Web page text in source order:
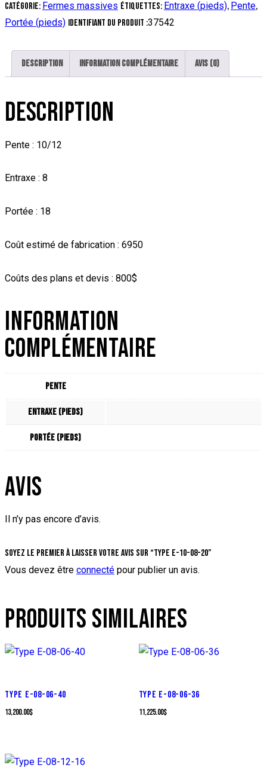
Catégorie: Fermes massives Étiquettes: Entraxe (pieds), Pente,
Portée (pieds) Identifiant du produit :37542
Description Information complémentaire Avis (0)
DESCRIPTION
Pente : 10/12
Entraxe : 8
Portée : 18
Coût estimé de fabrication : 6950
Coûts des plans et devis : 800$
INFORMATION
COMPLÉMENTAIRE
Pente
Entraxe (pieds)
Portée (pieds)
AVIS
Il n’y pas encore d’avis.
Soyez le premier à laisser votre avis sur “Type E-10-08-20”
Vous devez être connecté pour publier un avis.
PRODUITS SIMILAIRES
TYPE E-08-06-40
13,200.00$
TYPE E-08-06-36
11,225.00$